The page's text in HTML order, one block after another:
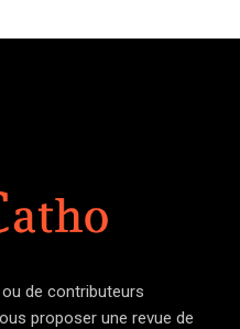
de contributeurs
proposer une revue de